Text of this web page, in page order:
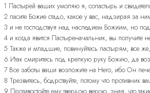
1 Пастырей ваших умоляю я, сопастырь и
2 пасите Божие стадо, какое у вас, надзирая за
3 и не господствуя над наследием Божиим, но
4 и когда явится Пастыреначальник, вы получите
5 Также и младшие, повинуйтесь пастырям; все
6 Итак смиритесь под крепкую руку Божию, да
7 Все заботы ваши возложите на Него, ибо Он
8 Трезвитесь, бодрствуйте, потому что
9 Противостойте ему твердою верою, зная, что